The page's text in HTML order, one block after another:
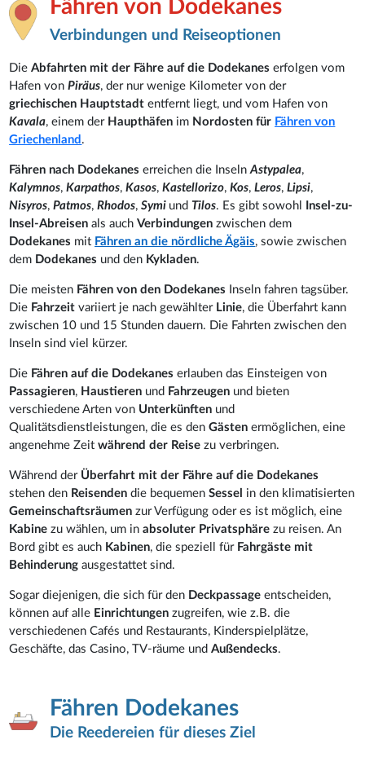
Fähren von Dodekanes
Verbindungen und Reiseoptionen
DieAbfahrten mit der Fähre auf die Dodekanes erfolgen vom
Hafen vonPiräus, der nur wenige Kilometer von der
griechischen Hauptstadtentfernt liegt, und vom Hafen von
Kavala, einem der Haupthäfen im Nordosten für Fähren von
Griechenland .
Fähren nach Dodekanes erreichen die InselnAstypalea,
Kalymnos,Karpathos,Kasos,Kastellorizo,Kos,Leros,Lipsi,
Nisyros,Patmos,Rhodos,Symi undTilos. Es gibt sowohl Insel-zu-
Insel-Abreisen als auchVerbindungenzwischen dem
Dodekanes mit Fähren an die nördliche Ägäis, sowie zwischen
dem Dodekanes und den Kykladen.
Die meisten Fähren von den Dodekanes Inseln fahren tagsüber.
Die Fahrzeitvariiert je nach gewählter Linie, die Überfahrt kann
zwischen 10 und 15 Stunden dauern. Die Fahrten zwischen den
Inseln sind viel kürzer.
Die Fähren auf die Dodekanes erlauben das Einsteigen von
Passagieren, Haustieren und Fahrzeugen und bieten
verschiedene Arten von Unterkünften und
Qualitätsdienstleistungen, die es denGästenermöglichen, eine
angenehme Zeitwährend der Reise zu verbringen.
Während der Überfahrt mit der Fähre auf die Dodekanes
stehen den Reisendendie bequemenSessel in den klimatisierten
Gemeinschaftsräumenzur Verfügung oder es ist möglich, eine
Kabinezu wählen, um inabsoluter Privatsphärezu reisen. An
Bord gibt es auch Kabinen, die speziell für Fahrgäste mit
Behinderung ausgestattet sind.
Sogar diejenigen, die sich für den Deckpassageentscheiden,
können auf alle Einrichtungenzugreifen, wie z.B. die
verschiedenen Cafés und Restaurants, Kinderspielplätze,
Geschäfte, das Casino, TV-räume undAußendecks.
Fähren Dodekanes
Die Reedereien für dieses Ziel